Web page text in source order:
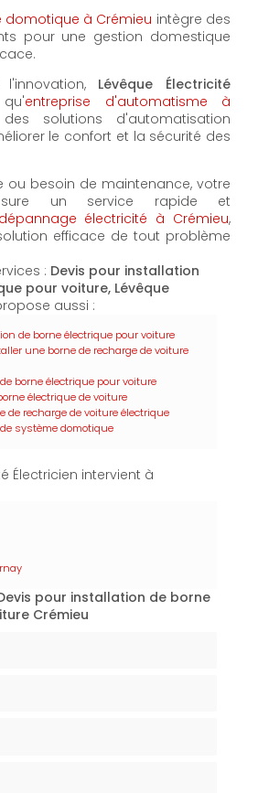
domotique à Crémieu intègre des
pour une gestion domestique
Lévêque Électricité
entreprise d'automatisme à
solutions d'automatisation
le confort et la sécurité des
ou besoin de maintenance, votre
un service rapide et
dépannage électricité à Crémieu,
efficace de tout problème
: Devis pour installation
pour voiture, Lévêque
aussi :
de borne électrique pour voiture
une borne de recharge de voiture
borne électrique pour voiture
électrique de voiture
de recharge de voiture électrique
système domotique
Électricien intervient à
pour installation de borne
Crémieu